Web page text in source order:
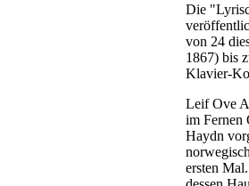
Die
von 24
1867) bis
Klavier-
Leif Ove
im Fernen
Haydn
ersten